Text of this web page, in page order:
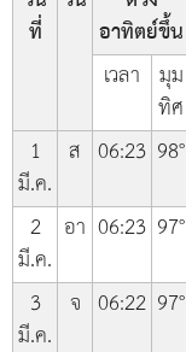
ที่ อาทิตย์ขึ้น
เวลา มุม
ทิศ
1
มี.ค.
ส 06:23 98°
2
มี.ค.
อา 06:23 97°
3
มี.ค.
จ 06:22 97°